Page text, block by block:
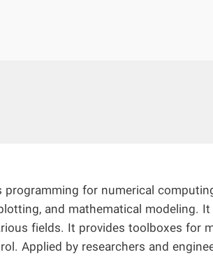
programming for numerical
and mathematical modeling.
fields. It provides toolboxes for
Applied by researchers and